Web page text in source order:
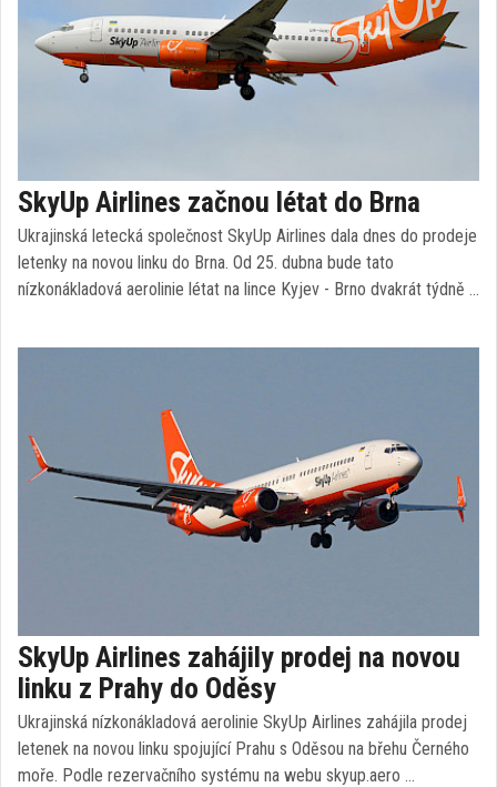
SkyUp Airlines začnou létat do Brna
Ukrajinská letecká společnost SkyUp Airlines dala dnes do prodeje
letenky na novou linku do Brna. Od 25. dubna bude tato
nízkonákladová aerolinie létat na lince Kyjev - Brno dvakrát týdně …
SkyUp Airlines zahájily prodej na novou
linku z Prahy do Oděsy
Ukrajinská nízkonákladová aerolinie SkyUp Airlines zahájila prodej
letenek na novou linku spojující Prahu s Oděsou na břehu Černého
moře. Podle rezervačního systému na webu skyup.aero …